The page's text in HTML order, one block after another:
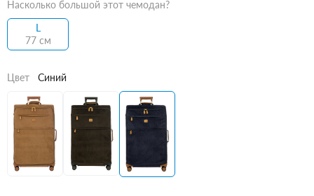
Насколько большой этот чемодан?
L
77 см
Цвет Синий